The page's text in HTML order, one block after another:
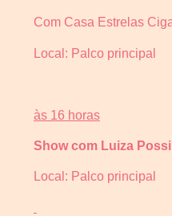
Com Casa Estrelas
Local: Palco principal
às 16 horas
Show com Luiza
Local: Palco principal